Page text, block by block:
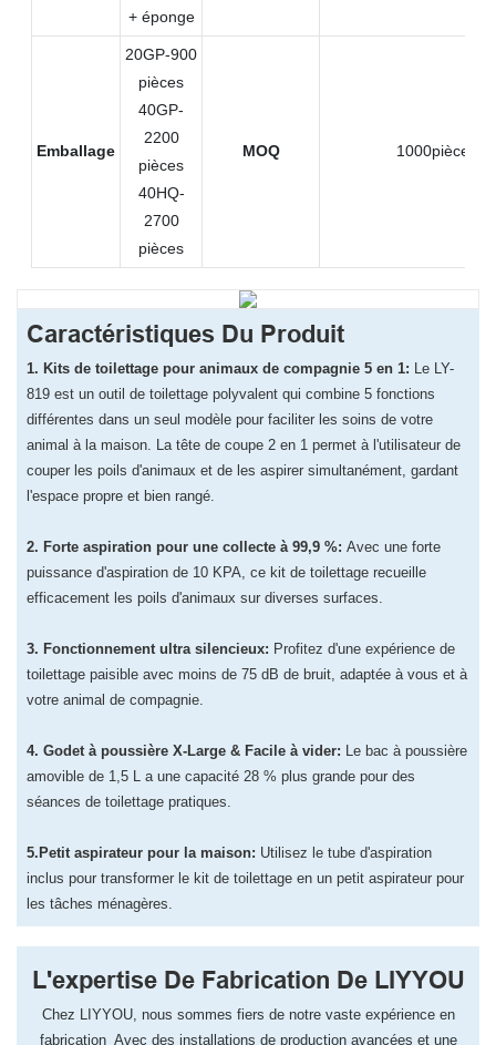
+ éponge
Emballage
20GP-900
pièces
40GP-
2200
pièces
40HQ-
2700
pièces
MOQ 1000pièces
Caractéristiques Du Produit
1. Kits de toilettage pour animaux de compagnie 5 en 1: Le LY-
819 est un outil de toilettage polyvalent qui combine 5 fonctions
différentes dans un seul modèle pour faciliter les soins de votre
animal à la maison. La tête de coupe 2 en 1 permet à l'utilisateur de
couper les poils d'animaux et de les aspirer simultanément, gardant
l'espace propre et bien rangé.
2. Forte aspiration pour une collecte à 99,9 %: Avec une forte
puissance d'aspiration de 10 KPA, ce kit de toilettage recueille
efficacement les poils d'animaux sur diverses surfaces.
3. Fonctionnement ultra silencieux: Profitez d'une expérience de
toilettage paisible avec moins de 75 dB de bruit, adaptée à vous et à
votre animal de compagnie.
4. Godet à poussière X-Large & Facile à vider: Le bac à poussière
amovible de 1,5 L a une capacité 28 % plus grande pour des
séances de toilettage pratiques.
5.Petit aspirateur pour la maison: Utilisez le tube d'aspiration
inclus pour transformer le kit de toilettage en un petit aspirateur pour
les tâches ménagères.
L'expertise De Fabrication De LIYYOU
Chez LIYYOU, ​​nous sommes fiers de notre vaste expérience en
fabrication Avec des installations de production avancées et une